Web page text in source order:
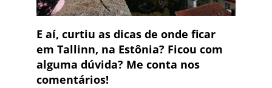
E aí, curtiu as dicas de onde ficar
em Tallinn, na Estônia? Ficou com
alguma dúvida? Me conta nos
comentários!